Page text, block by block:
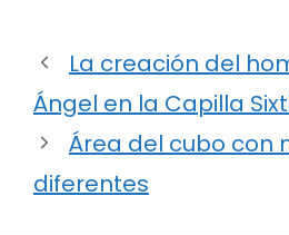
La creación del
Ángel en la Capilla
Área del cubo con
diferentes